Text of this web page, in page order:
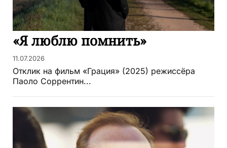
«Я люблю помнить»
11.07.2026
Отклик на фильм «Грация» (2025) режиссёра
Паоло Соррентин...